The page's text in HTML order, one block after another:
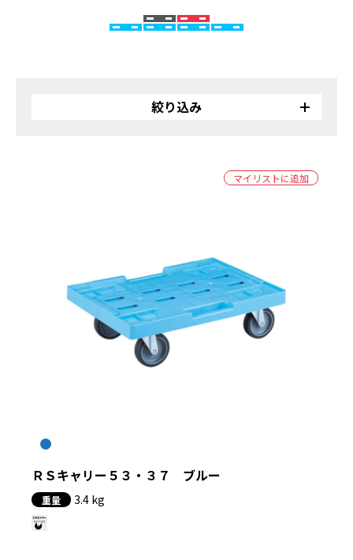
絞り込み
マイリストに追加
ＲＳキャリー５３・３７ ブルー
重量 3.4 kg